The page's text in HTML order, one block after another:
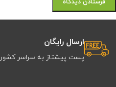
ارسال رایگان
پست پیشتاز به سراسر کشور